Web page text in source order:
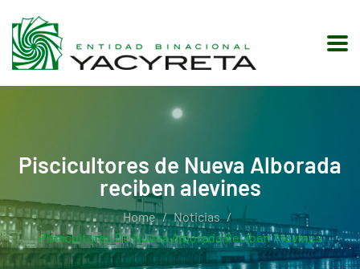
Piscicultores de Nueva Alborada
reciben alevines
Home
Noticias
Piscicultores De Nueva Alborada Reciben Alevines